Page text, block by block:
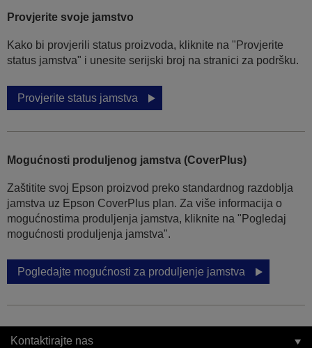
Provjerite svoje jamstvo
Kako bi provjerili status proizvoda, kliknite na "Provjerite
status jamstva" i unesite serijski broj na stranici za podršku.
Provjerite status jamstva
Mogućnosti produljenog jamstva (CoverPlus)
Zaštitite svoj Epson proizvod preko standardnog razdoblja
jamstva uz Epson CoverPlus plan. Za više informacija o
mogućnostima produljenja jamstva, kliknite na "Pogledaj
mogućnosti produljenja jamstva".
Pogledajte mogućnosti za produljenje jamstva
Kontaktirajte nas